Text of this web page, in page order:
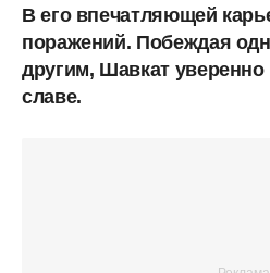
В его впечатляющей
поражений. Побеждая
другим, Шавкат уверенно
славе.